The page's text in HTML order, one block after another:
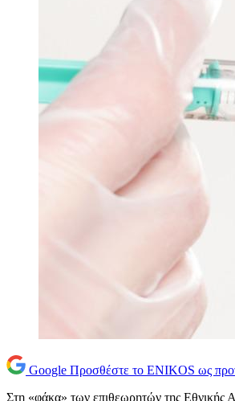
Google Προσθέστε το ENIKOS ως
Στη «φάκα» των επιθεωρητών της Εθνικής